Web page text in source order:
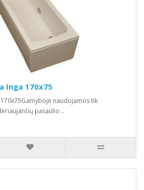
Inga 170x75
naudojamos tik
pasaulio ..